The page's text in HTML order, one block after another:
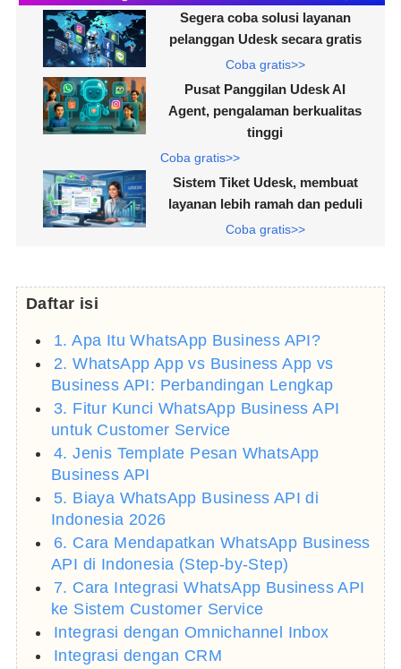
Segera coba solusi layanan
pelanggan Udesk secara gratis
Coba gratis>>
Pusat Panggilan Udesk AI
Agent, pengalaman berkualitas
tinggi
Coba gratis>>
Sistem Tiket Udesk, membuat
layanan lebih ramah dan peduli
Coba gratis>>
Daftar isi
1. Apa Itu WhatsApp Business API?
2. WhatsApp App vs Business App vs
Business API: Perbandingan Lengkap
3. Fitur Kunci WhatsApp Business API
untuk Customer Service
4. Jenis Template Pesan WhatsApp
Business API
5. Biaya WhatsApp Business API di
Indonesia 2026
6. Cara Mendapatkan WhatsApp Business
API di Indonesia (Step-by-Step)
7. Cara Integrasi WhatsApp Business API
ke Sistem Customer Service
Integrasi dengan Omnichannel Inbox
Integrasi dengan CRM